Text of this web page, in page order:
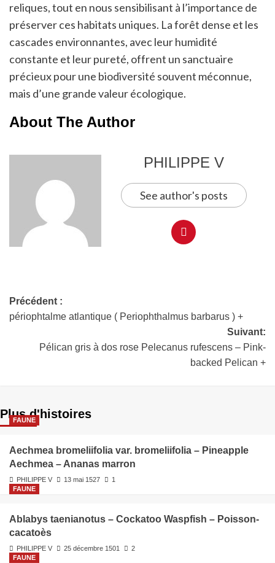
reliques, tout en nous sensibilisant à l’importance de
préserver ces habitats uniques. La forêt dense et les
cascades environnantes, avec leur humidité
constante et leur pureté, offrent un sanctuaire
précieux pour une biodiversité souvent méconnue,
mais d’une grande valeur écologique.
About The Author
PHILIPPE V
See author's posts
Précédent :
périophtalme atlantique ( Periophthalmus barbarus ) +
Suivant:
Pélican gris à dos rose Pelecanus rufescens – Pink-
backed Pelican +
Plus d'histoires
FAUNE
Aechmea bromeliifolia var. bromeliifolia – Pineapple
Aechmea – Ananas marron
PHILIPPE V 13 mai 1527
1
FAUNE
Ablabys taenianotus – Cockatoo Waspfish – Poisson-
cacatoès
PHILIPPE V 25 décembre 1501
2
FAUNE